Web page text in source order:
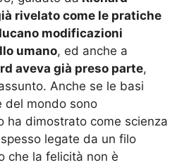
rivelato come le pratiche
modificazioni
umano, ed anche a
aveva già preso parte,
Anche se le basi
del mondo sono
ha dimostrato come scienza
legate da un filo
che la felicità non è